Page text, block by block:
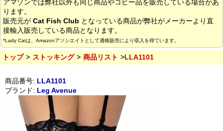
アマゾンでは弊社以外も同じ商品やコピー品を販売している場合があ
ります。
販売元が Cat Fish Club となっている商品が弊社がメーカーより直
接輸入販売している商品となります。
*Lady Catは、Amazonアソシエイトとして適格販売により収入を得ています。
トップ ストッキング 商品リスト LLA1101
商品番号: LLA1101
ブランド: Leg Avenue